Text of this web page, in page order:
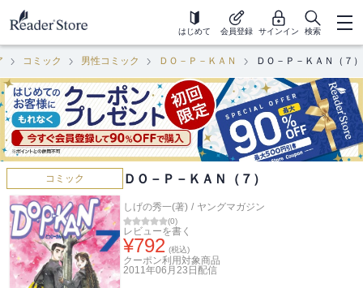
はじめて 会員登録 サインイン 検索
コミック 男性コミック ＤＯ－Ｐ－ＫＡＮ ＤＯ－Ｐ－ＫＡＮ（７）
コミック ＤＯ－Ｐ－ＫＡＮ（７）
しげの秀一(著) / ヤングマガジン
(0)
レビューを書く
¥792 (税込)
クーポン利用対象商品
2011年06月23日 配信